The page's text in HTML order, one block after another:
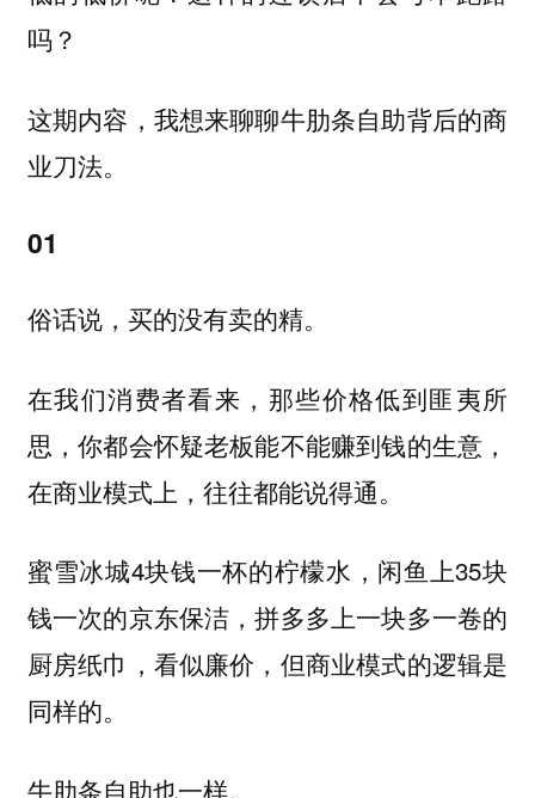
吗？
这期内容，我想来聊聊牛肋条自助背后的商
业刀法。
01
俗话说，买的没有卖的精。
在我们消费者看来，那些价格低到匪夷所
思，你都会怀疑老板能不能赚到钱的生意，
在商业模式上，往往都能说得通。
蜜雪冰城4块钱一杯的柠檬水，闲鱼上35块
钱一次的京东保洁，拼多多上一块多一卷的
厨房纸巾，看似廉价，但商业模式的逻辑是
同样的。
牛肋条自助也一样。